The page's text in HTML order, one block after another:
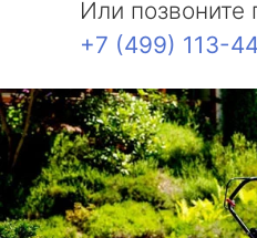
Или позвоните
+7 (499) 113-